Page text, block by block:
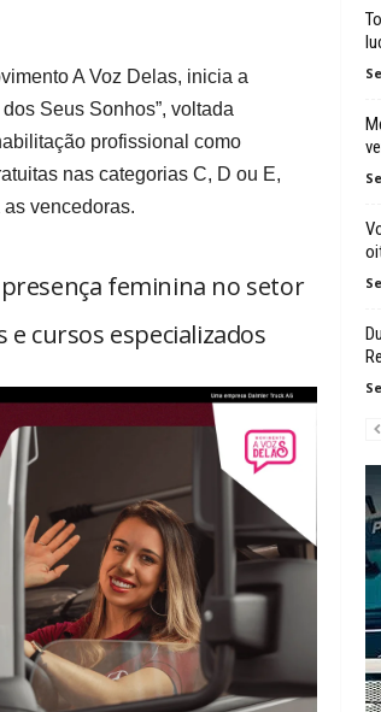
A Voz Delas, inicia a
Seus Sonhos”, voltada
profissional como
nas categorias C, D ou E,
vencedoras.
feminina no setor
cursos especializados